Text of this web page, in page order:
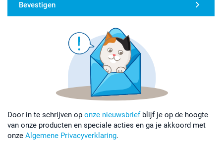
Bevestigen
Door in te schrijven op onze nieuwsbrief blijf je op de hoogte
van onze producten en speciale acties en ga je akkoord met
onze Algemene Privacyverklaring.